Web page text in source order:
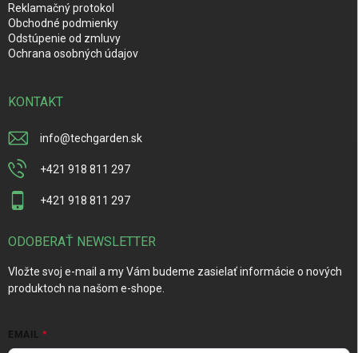
Reklamačný protokol
Obchodné podmienky
Odstúpenie od zmluvy
Ochrana osobných údajov
KONTAKT
info@techgarden.sk
+421 918 811 297
+421 918 811 297
ODOBERAŤ NEWSLETTER
Vložte svoj e-mail a my Vám budeme zasielať informácie o nových
produktoch na našom e-shope.
EMAIL